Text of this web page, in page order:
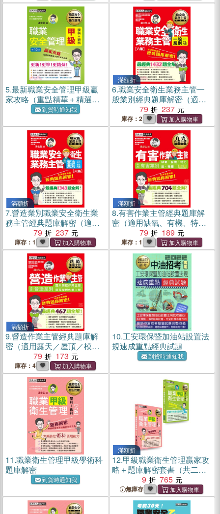
5.最新職業安全管理甲級贏
家攻略（重點精華＋精選試
到貨時通知我
滿額折
6.職業安全衛生業務主管一
般業別經典題庫解密（適用
甲乙丙種）
79 237
庫存：2
滿額折
7.營造業別職業安全衛生業
務主管經典題庫解密（適用
甲乙丙種）
79 237
庫存：1
滿額折
8.有害作業主管經典題庫解
密（適用缺氧、有機、特
化、鉛、粉塵）
79 189
庫存：1
滿額折
9.營造作業主管經典題庫解
密（適用露天／屋頂／模板
作業主管）
79 173
庫存：4
10.工安環保暨加油站設置法
規速成重點經典試題
到貨時通知我
11.職業衛生管理甲級學術科
題庫解密
到貨時通知我
滿額折
12.甲級職業衛生管理贏家攻
略＋題庫解密套書（共二
9 765
無庫存